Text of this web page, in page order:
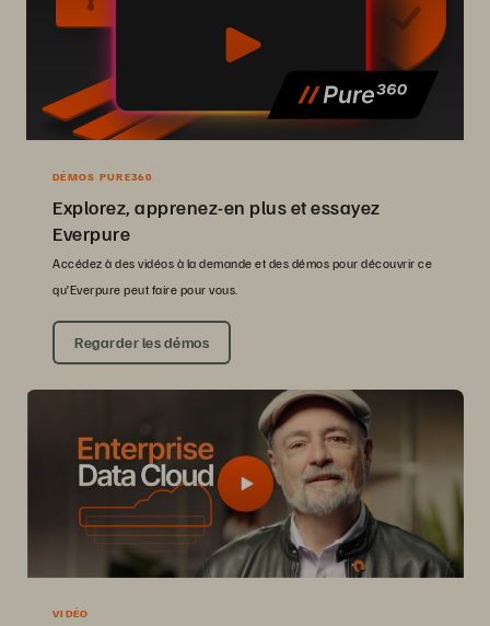
DÉMOS PURE360
Explorez, apprenez-en plus et essayez
Everpure
Accédez à des vidéos à la demande et des démos pour découvrir ce
qu’Everpure peut faire pour vous.
Regarder les démos
VIDÉO